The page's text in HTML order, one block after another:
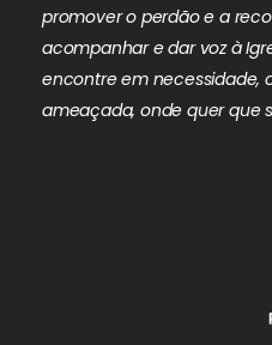
promover o perdão e a
acompanhar e dar voz à
encontre em necessidade,
ameaçada, onde quer que